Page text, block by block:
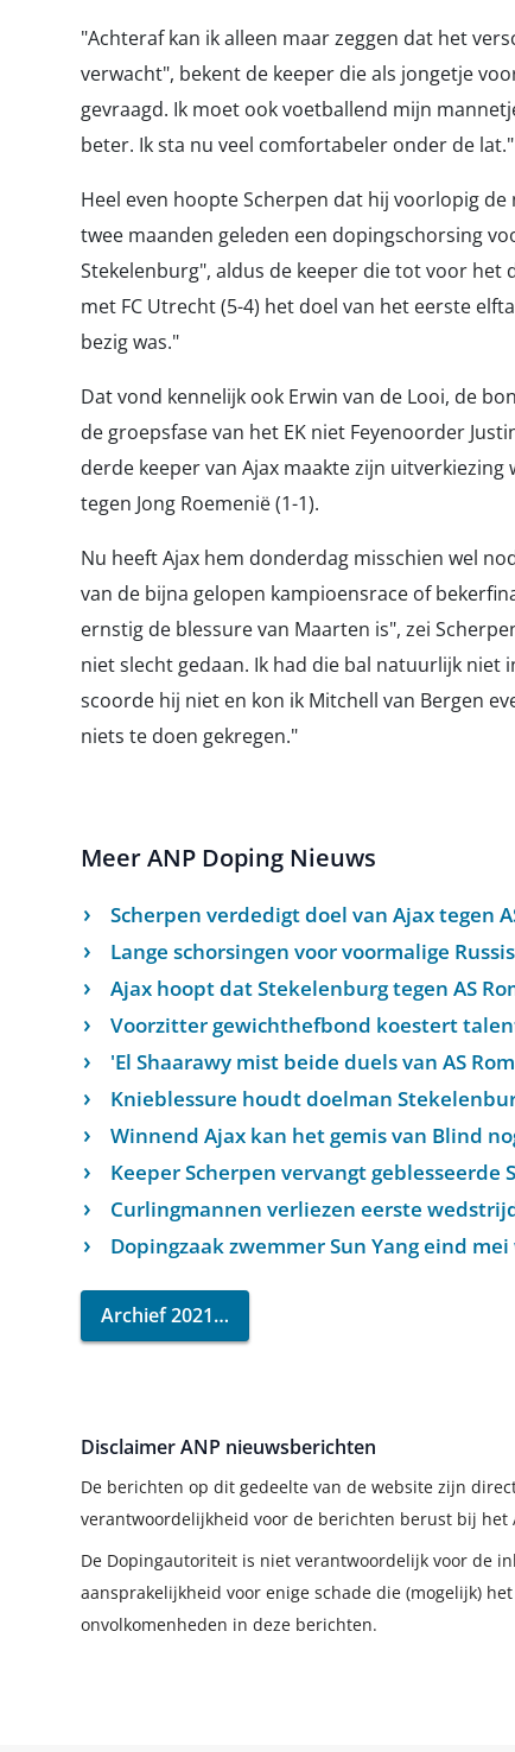
"Achteraf kan ik alleen maar zeggen dat het
verwacht", bekent de keeper die als jongetje
gevraagd. Ik moet ook voetballend mijn
beter. Ik sta nu veel comfortabeler onder de lat."
Heel even hoopte Scherpen dat hij voorlopig
twee maanden geleden een dopingschorsing
Stekelenburg", aldus de keeper die tot voor
met FC Utrecht (5-4) het doel van het eerste
bezig was."
Dat vond kennelijk ook Erwin van de Looi, de
de groepsfase van het EK niet Feyenoorder
derde keeper van Ajax maakte zijn
tegen Jong Roemenië (1-1).
Nu heeft Ajax hem donderdag misschien wel
van de bijna gelopen kampioensrace of
ernstig de blessure van Maarten is", zei
niet slecht gedaan. Ik had die bal natuurlijk niet
scoorde hij niet en kon ik Mitchell van Bergen
niets te doen gekregen."
Meer ANP Doping Nieuws
Scherpen verdedigt doel van Ajax tegen
Lange schorsingen voor voormalige
Ajax hoopt dat Stekelenburg tegen AS
Voorzitter gewichthefbond koestert
'El Shaarawy mist beide duels van AS
Knieblessure houdt doelman
Winnend Ajax kan het gemis van Blind
Keeper Scherpen vervangt geblesseerde
Curlingmannen verliezen eerste
Dopingzaak zwemmer Sun Yang eind
Archief 2021
Disclaimer ANP nieuwsberichten
De berichten op dit gedeelte van de website zijn
verantwoordelijkheid voor de berichten berust bij het
De Dopingautoriteit is niet verantwoordelijk voor de
aansprakelijkheid voor enige schade die (mogelijk)
onvolkomenheden in deze berichten.